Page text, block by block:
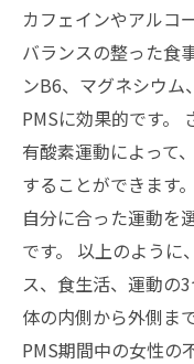
カフェインやアルコ
バランスの整った食
ンB6、マグネシウム
PMSに効果的です。
有酸素運動によって
することができます
自分に合った運動を
です。 以上のように
ス、食生活、運動の
体の内側から外側ま
PMS期間中の女性の